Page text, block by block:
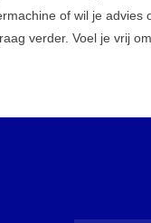
of wil je
verder. Voel je vrij om